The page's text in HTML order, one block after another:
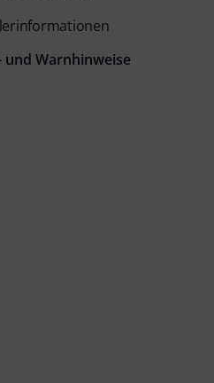
und Warnhinweise